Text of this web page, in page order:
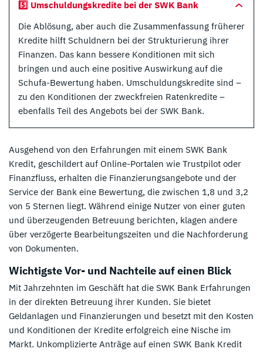
5️⃣ Umschuldungskredite bei der SWK Bank
Die Ablösung, aber auch die Zusammenfassung früherer
Kredite hilft Schuldnern bei der Strukturierung ihrer
Finanzen. Das kann bessere Konditionen mit sich
bringen und auch eine positive Auswirkung auf die
Schufa-Bewertung haben. Umschuldungskredite sind –
zu den Konditionen der zweckfreien Ratenkredite –
ebenfalls Teil des Angebots bei der SWK Bank.
Ausgehend von den Erfahrungen mit einem SWK Bank
Kredit, geschildert auf Online-Portalen wie Trustpilot oder
Finanzfluss, erhalten die Finanzierungsangebote und der
Service der Bank eine Bewertung, die zwischen 1,8 und 3,2
von 5 Sternen liegt. Während einige Nutzer von einer guten
und überzeugenden Betreuung berichten, klagen andere
über verzögerte Bearbeitungszeiten und die Nachforderung
von Dokumenten.
Wichtigste Vor- und Nachteile auf einen Blick
Mit Jahrzehnten im Geschäft hat die SWK Bank Erfahrungen
in der direkten Betreuung ihrer Kunden. Sie bietet
Geldanlagen und Finanzierungen und besetzt mit den Kosten
und Konditionen der Kredite erfolgreich eine Nische im
Markt. Unkomplizierte Anträge auf einen SWK Bank Kredit